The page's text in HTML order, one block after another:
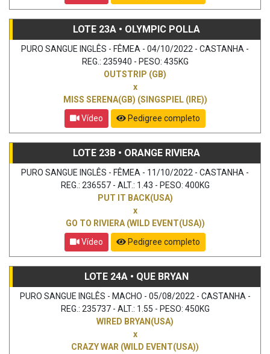
LOTE 23A • OLYMPIC POLLA
PURO SANGUE INGLÊS - FÊMEA - 04/10/2022 - CASTANHA -
REG.: 235940 - PESO: 435KG
OUTSTRIP (GB)
x
MISS SERENA(GB) (SINGSPIEL (IRE))
Vídeo
Pedigree completo
LOTE 23B • ORANGE RIVIERA
PURO SANGUE INGLÊS - FÊMEA - 11/10/2022 - CASTANHA -
REG.: 236557 - ALT.: 1.43 - PESO: 400KG
PUT IT BACK(USA)
x
GO TO RIVIERA (WILD EVENT(USA))
Vídeo
Pedigree completo
LOTE 24A • QUE BRYAN
PURO SANGUE INGLÊS - MACHO - 05/08/2022 - CASTANHA -
REG.: 235737 - ALT.: 1.55 - PESO: 450KG
WIRED BRYAN(USA)
x
CRAZY WAR (WILD EVENT(USA))